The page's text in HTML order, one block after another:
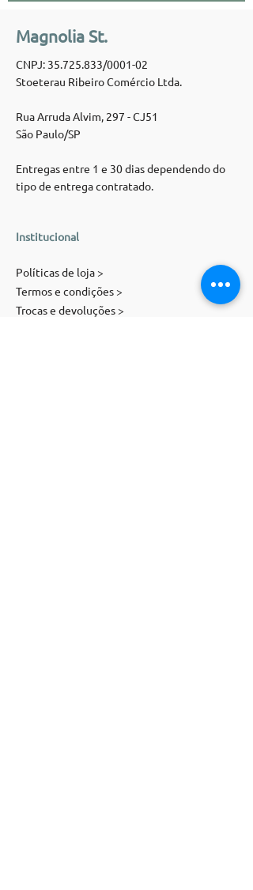
Magnolia St.
CNPJ: 35.725.833/0001-02
Stoeterau Ribeiro Comércio Ltda.
Rua Arruda Alvim, 297 - CJ51
São Paulo/SP
Entregas entre 1 e 30 dias dependendo do
tipo de entrega contratado.
Institucional
Políticas de loja >
Termos e condições >
Trocas e devoluções >